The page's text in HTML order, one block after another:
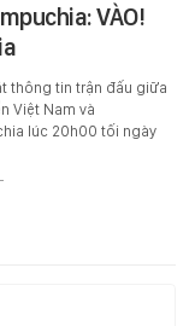
VÀO!
thông tin trận đấu giữa
Việt Nam và
lúc 20h00 tối ngày
-